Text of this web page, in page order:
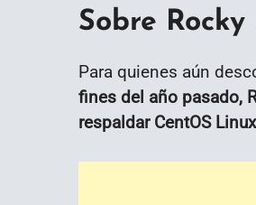
Sobre
Para quienes aún
fines del año pasado,
respaldar CentOS